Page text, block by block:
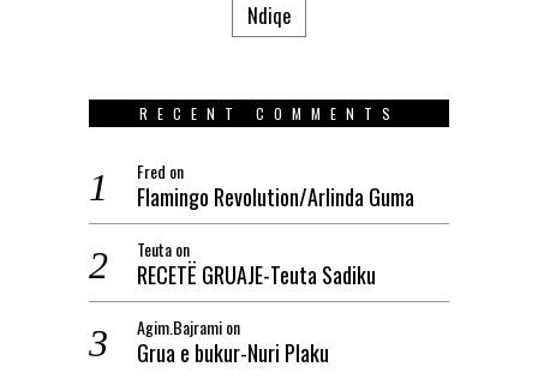
Ndiqe
RECENT COMMENTS
Fred on
Flamingo Revolution/Arlinda Guma
Teutaon
RECETË GRUAJE-Teuta Sadiku
Agim.Bajramion
Grua e bukur-Nuri Plaku